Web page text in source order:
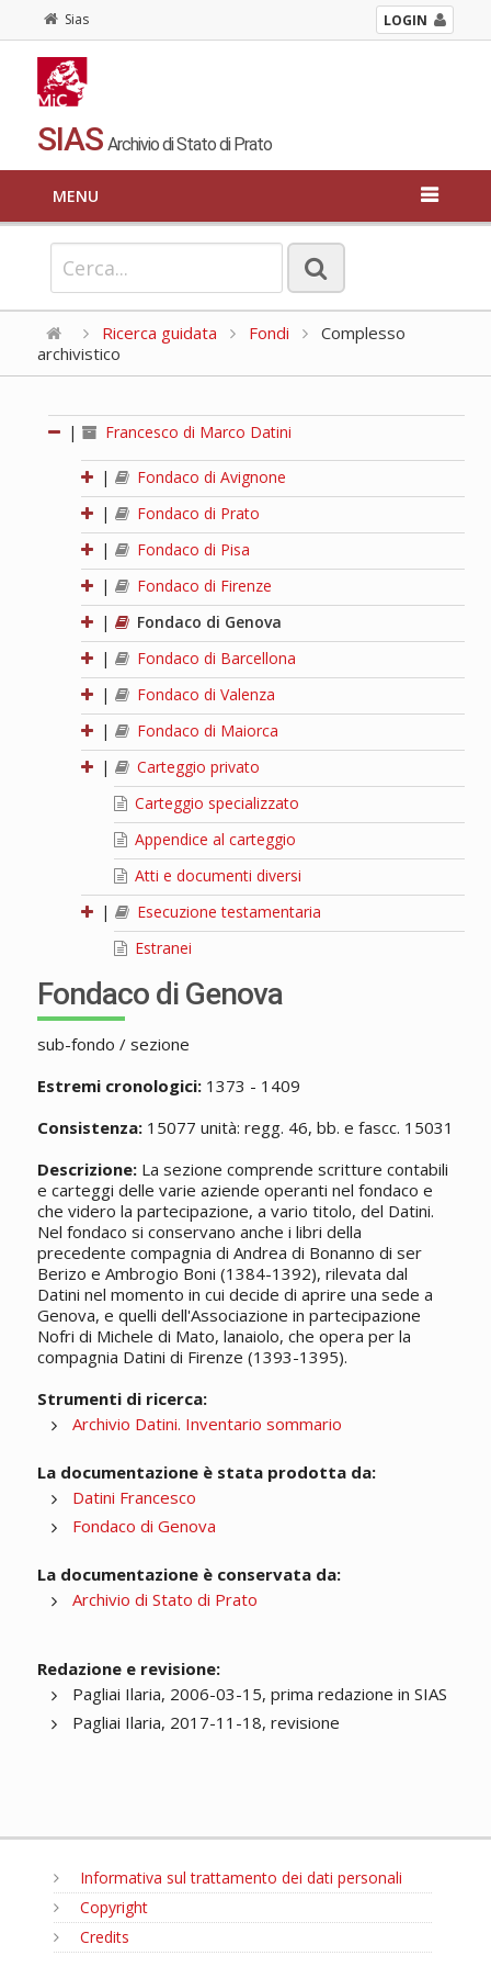
Sias LOGIN
SIAS Archivio di Stato di Prato
MENU
Ricerca guidata Fondi
Complesso
archivistico
| Francesco di Marco Datini
|
Fondaco di Avignone
|
Fondaco di Prato
|
Fondaco di Pisa
|
Fondaco di Firenze
|
Fondaco di Genova
|
Fondaco di Barcellona
|
Fondaco di Valenza
|
Fondaco di Maiorca
|
Carteggio privato
Carteggio specializzato
Appendice al carteggio
Atti e documenti diversi
|
Esecuzione testamentaria
Estranei
Fondaco di Genova
sub-fondo / sezione
Estremi cronologici:1373 - 1409
Consistenza:15077 unità: regg. 46, bb. e fascc. 15031
Descrizione:La sezione comprende scritture contabili
e carteggi delle varie aziende operanti nel fondaco e
che videro la partecipazione, a vario titolo, del Datini.
Nel fondaco si conservano anche i libri della
precedente compagnia di Andrea di Bonanno di ser
Berizo e Ambrogio Boni (1384-1392), rilevata dal
Datini nel momento in cui decide di aprire una sede a
Genova, e quelli dell'Associazione in partecipazione
Nofri di Michele di Mato, lanaiolo, che opera per la
compagnia Datini di Firenze (1393-1395).
Strumenti di ricerca:
Archivio Datini. Inventario sommario
La documentazione è stata prodotta da:
Datini Francesco
Fondaco di Genova
La documentazione è conservata da:
Archivio di Stato di Prato
Redazione e revisione:
Pagliai Ilaria, 2006-03-15, prima redazione in SIAS
Pagliai Ilaria, 2017-11-18, revisione
Informativa sul trattamento dei dati personali
Copyright
Credits